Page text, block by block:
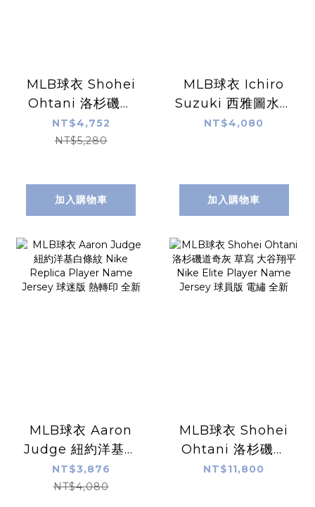
MLB球衣 Shohei
Ohtani 洛杉磯道
奇白 大谷翔平
Nike Limited
轉印 全新
NT$4,752
NT$5,280
加入購物車
MLB球衣 Ichiro
Suzuki 西雅圖水手
深藍 鈴木一朗
迷版 熱轉印 全新
NT$4,080
加入購物車
MLB球衣 Aaron
Judge 紐約洋基白
條紋 Nike
Replica Player
NT$3,876
NT$4,080
MLB球衣 Shohei
Ohtani 洛杉磯道
奇灰 草寫 大谷翔平
NT$11,800